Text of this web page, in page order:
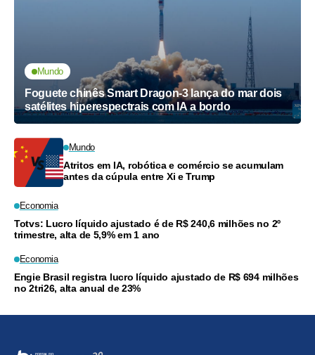
Mundo
Foguete chinês Smart Dragon-3 lança do mar dois
satélites hiperespectrais com IA a bordo
Mundo
Atritos em IA, robótica e comércio se acumulam
antes da cúpula entre Xi e Trump
Economia
Totvs: Lucro líquido ajustado é de R$ 240,6 milhões no 2º
trimestre, alta de 5,9% em 1 ano
Economia
Engie Brasil registra lucro líquido ajustado de R$ 694 milhões
no 2tri26, alta anual de 23%